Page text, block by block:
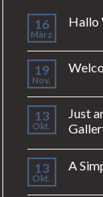
16
März
Hallo
19
Nov.
13
Okt.
Just
13
Okt.
A